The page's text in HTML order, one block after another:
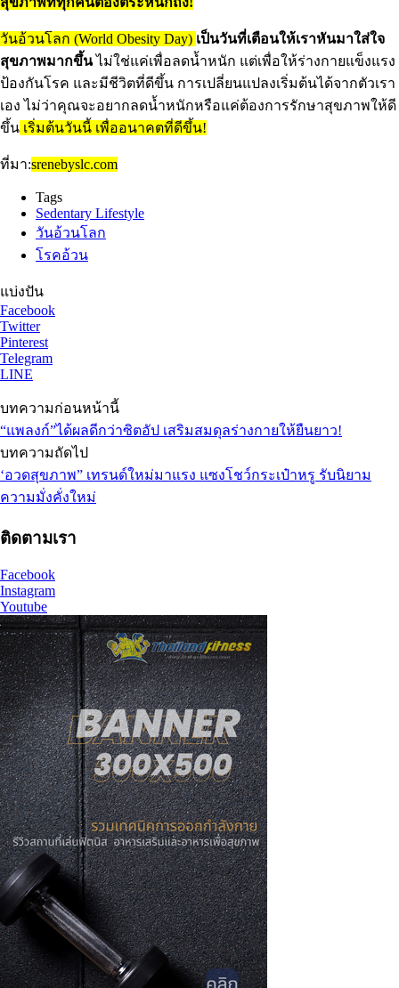
วันอ้วนโลก (World Obesity Day) เป็นวันที่เตือนให้เราหันมาใส่ใจ
สุขภาพมากขึ้นไม่ใช่แค่เพื่อลดน้ำหนัก แต่เพื่อให้ร่างกายแข็งแรง
ป้องกันโรค และมีชีวิตที่ดีขึ้น การเปลี่ยนแปลงเริ่มต้นได้จากตัวเรา
เอง ไม่ว่าคุณจะอยากลดน้ำหนักหรือแค่ต้องการรักษาสุขภาพให้ดี
ขึ้น เริ่มต้นวันนี้ เพื่ออนาคตที่ดีขึ้น!
ที่มา:srenebyslc.com
Tags
Sedentary Lifestyle
วันอ้วนโลก
โรคอ้วน
แบ่งปัน
Facebook
Twitter
Pinterest
Telegram
LINE
บทความก่อนหน้านี้
“แพลงก์”ได้ผลดีกว่าซิตอัป เสริมสมดุลร่างกายให้ยืนยาว!
บทความถัดไป
‘อวดสุขภาพ” เทรนด์ใหม่มาแรง แซงโชว์กระเป๋าหรู รับนิยาม
ความมั่งคั่งใหม่
ติดตามเรา
Facebook
Instagram
Youtube